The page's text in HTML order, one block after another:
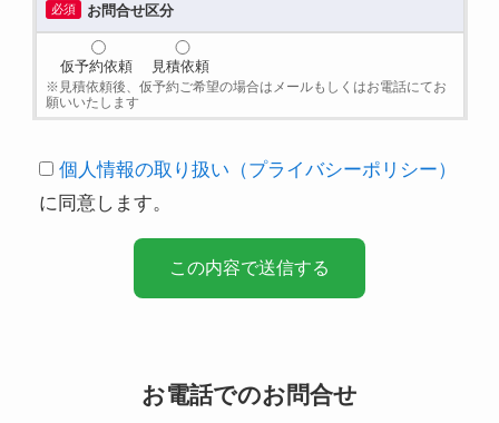
必須 お問合せ区分
仮予約依頼 見積依頼
※見積依頼後、仮予約ご希望の場合はメールもしくはお電話にてお
願いいたします
個人情報の取り扱い（プライバシーポリシー）
に同意します。
お電話でのお問合せ